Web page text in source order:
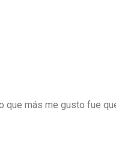
más me gusto fue